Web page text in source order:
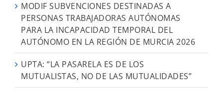
MODIF SUBVENCIONES DESTINADAS A
PERSONAS TRABAJADORAS AUTÓNOMAS
PARA LA INCAPACIDAD TEMPORAL DEL
AUTÓNOMO EN LA REGIÓN DE MURCIA 2026
UPTA: “LA PASARELA ES DE LOS
MUTUALISTAS, NO DE LAS MUTUALIDADES”